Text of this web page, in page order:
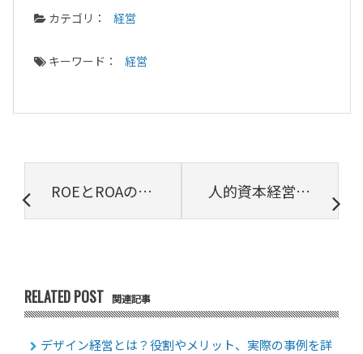
カテゴリ： 経営
キーワード： 経営
ROEとROAの違いとは？定義と算出方法、ROEの改善方法をわかりやすく解説 人的資本経営とは？メリットや日本における取り組み、実践方法・ポイントを解説
RELATED POST 関連記事
デザイン経営とは？役割やメリット、実際の事例を詳